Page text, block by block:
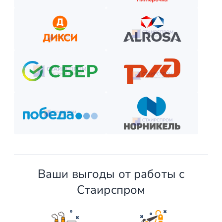
Отслеживайте этапы производства и монтажа.
Оплатите остаток после приёмки —
и наслаждайтесь новой конструкцией!
Ваши выгоды от работы с
Стаирспром